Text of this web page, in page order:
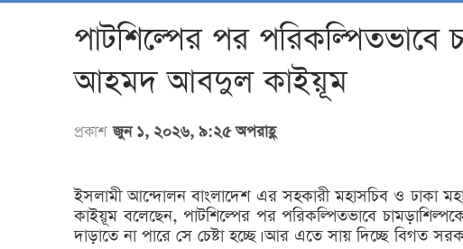
পাটশিল্পের পর পরিকল্পিতভাবে
আহমদ আবদুল কাইয়ূম
প্রকাশ জুন ১, ২০২৬, ৯:২৫ অপরাহ্ণ
ইসলামী আন্দোলন বাংলাদেশ এর সহকারী মহাসচিব ও ঢাকা
কাইয়ূম বলেছেন, পাটশিল্পের পর পরিকল্পিতভাবে
দাড়াতে না পারে সে চেষ্টা হচ্ছে। আর এতে সায় দিচ্ছে বিগত